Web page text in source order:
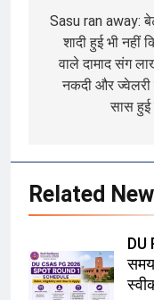
navigation
Sasu ran away:
शादी हुई भी नहीं
वाले दामाद संग
नकदी और
सास हुई
Related
DU